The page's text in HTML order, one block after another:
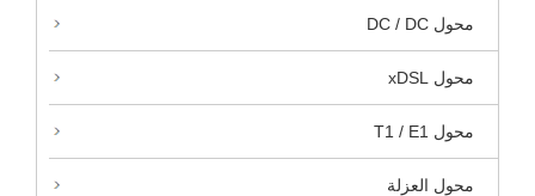
محول DC / DC
محول xDSL
محول T1 / E1
محول العزلة